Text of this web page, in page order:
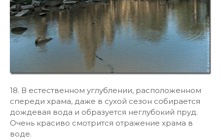
18. В естественном углублении, расположенном
спереди храма, даже в сухой сезон собирается
дождевая вода и образуется неглубокий пруд.
Очень красиво смотрится отражение храма в
воде.